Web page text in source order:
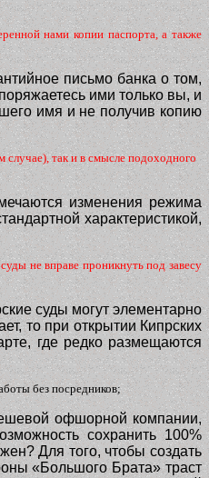
нами копии паспорта, а также
письмо банка о том,
ими только вы, и
имя и не получив копию
случае), так и в смысле подоходного
изменения режима
характеристикой,
не вправе проникнуть под завесу
суды могут элементарно
то при открытии Кипрских
где редко размещаются
без посредников;
офшорной компании,
сохранить 100%
Для того, чтобы создать
«Большого Брата» траст